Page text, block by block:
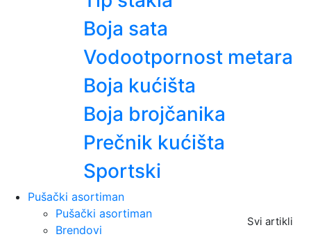
Boja sata
Vodootpornost metara
Boja kućišta
Boja brojčanika
Prečnik kućišta
Sportski
Pušački asortiman
Svi artikli
Pušački asortiman
Brendovi